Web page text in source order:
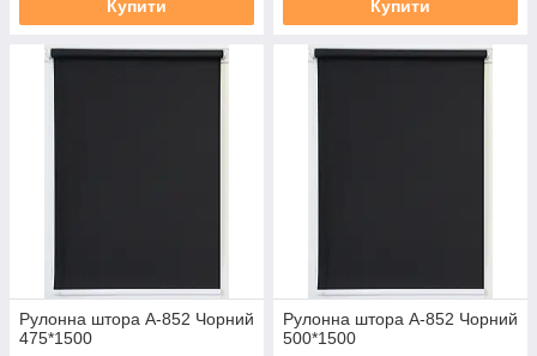
Купити Купити
Рулонна штора А-852 Чорний
475*1500
Рулонна штора А-852 Чорний
500*1500